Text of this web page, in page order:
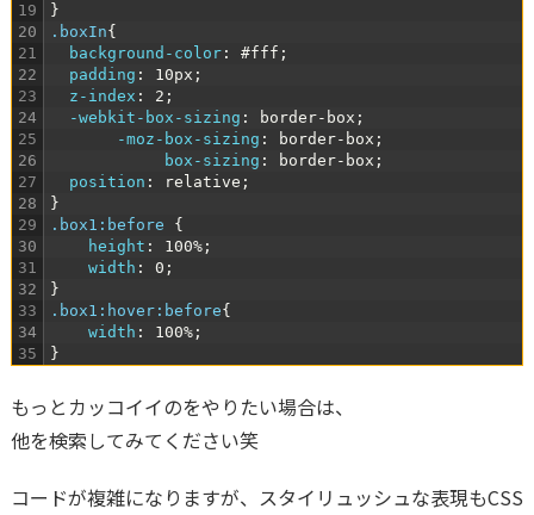
19
20
21
22
23
24
25
26
27
28
29
30
31
32
33
34
35
}
.boxIn{
background-color: #fff ;
padding : 10px ;
z-index : 2 ;
-webkit-box-sizing : border-box ;
-moz-box-sizing : border-box ;
box-sizing : border-box ;
position : relative ;
}
.box1:before {
height : 100%;
width : 0 ;
}
.box1:hover:before{
width : 100%;
}
もっとカッコイイのをやりたい場合は、
他を検索してみてください笑
コードが複雑になりますが、スタイリュッシュな表現もCSS